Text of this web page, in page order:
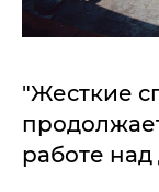
"Жесткие
работе над